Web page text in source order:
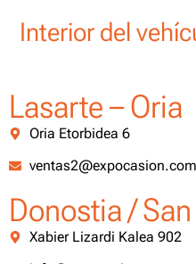
Interior del
Lasarte – Oria
Oria Etorbidea 6
ventas2@expocasion.com
Donostia /
Xabier Lizardi Kalea 902